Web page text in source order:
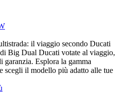
il viaggio secondo Ducati
Big Dual Ducati votate al viaggio,
garanzia. Esplora la gamma
scegli il modello più adatto alle tue